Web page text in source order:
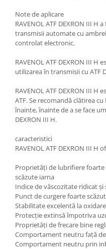
Note de aplicare
RAVENOL ATF DEXRON III
transmisii automate cu
controlat electronic.
RAVENOL ATF DEXRON III
utilizarea în transmisii cu ATF
RAVENOL ATF DEXRON III H
ATF. Se recomandă clătirea cu
înainte, înainte de a se face
DEXRON III H.
caracteristici
RAVENOL ATF DEXRON III H
Proprietăți de lubrifiere
scăzute iarna
Indice de vâscozitate ridicat și
Punct de curgere foarte scăzut
Stabilitate excelentă la oxidare
Protecție extinsă împotriva
Proprietăți de frecare bine
Comportament neutru față
Comportament neutru prin